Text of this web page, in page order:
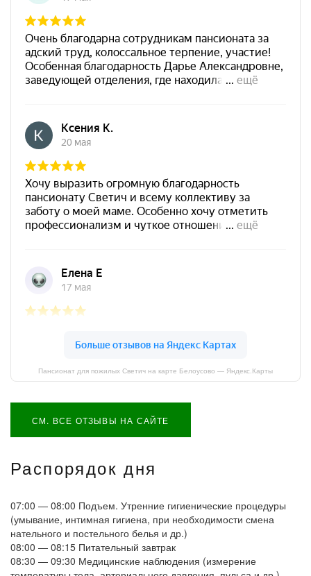
Пансионат для пожилых Светич на карте Белоусово — Яндекс.Карты
СМ. ВСЕ ОТЗЫВЫ НА САЙТЕ
Распорядок дня
07:00 — 08:00 Подъем. Утренние гигиенические процедуры
(умывание, интимная гигиена, при необходимости смена
нательного и постельного белья и др.)
08:00 — 08:15 Питательный завтрак
08:30 — 09:30 Медицинские наблюдения (измерение